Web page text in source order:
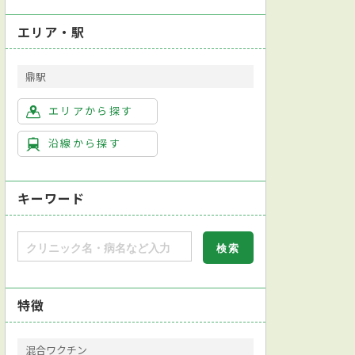
エリア・駅
鼎駅
エリアから探す
沿線から探す
キーワード
特徴
混合ワクチン